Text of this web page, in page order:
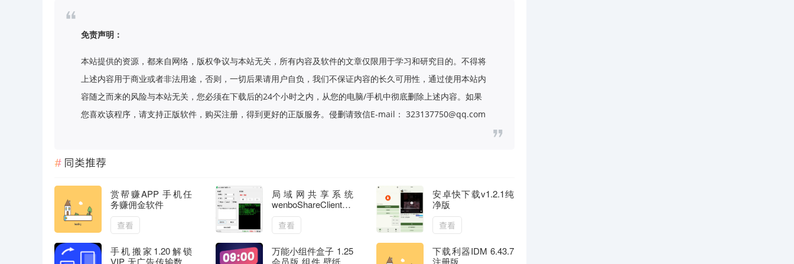
免责声明：
本站提供的资源，都来自网络，版权争议与本站无关，所有内容及软件的文章仅限用于学习和研究目的。不得将
上述内容用于商业或者非法用途，否则，一切后果请用户自负，我们不保证内容的长久可用性，通过使用本站内
容随之而来的风险与本站无关，您必须在下载后的24个小时之内，从您的电脑/手机中彻底删除上述内容。如果
您喜欢该程序，请支持正版软件，购买注册，得到更好的正版服务。侵删请致信E-mail： 323137750@qq.com
同类推荐
赏帮赚APP 手机任
务赚佣金软件
查看
局域网共享系统
wenboShareClient
v1.7
查看
安卓快下载v1.2.1纯
净版
查看
手机搬家1.20解锁
VIP 无广告传输数据
万能小组件盒子 1.25
会员版 组件 壁纸 字
下载利器IDM 6.43.7
注册版